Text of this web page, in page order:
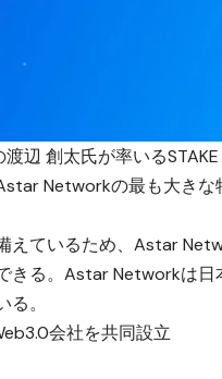
創太氏が率いるSTAKE
Networkの最も大き
えているため、Astar
きる。Astar Networkは
。
会社を共同設立